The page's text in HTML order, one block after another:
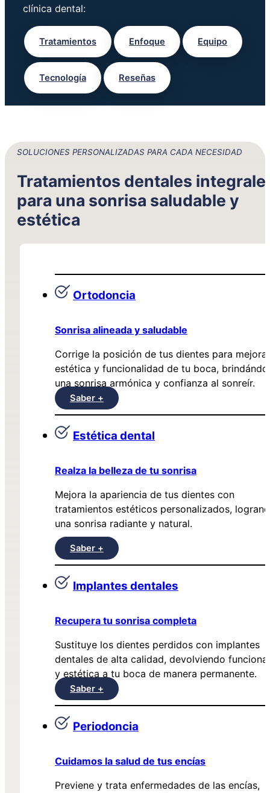
clínica dental:
Tratamientos Enfoque Equipo
Tecnología Reseñas
SOLUCIONES PERSONALIZADAS PARA CADA NECESIDAD
Tratamientos dentales
para una sonrisa saludable y
estética
Ortodoncia
Sonrisa alineada y saludable
Corrige la posición de tus dientes para
estética y funcionalidad de tu boca,
una sonrisa armónica y confianza al sonreír.
Saber +
Estética dental
Realza la belleza de tu sonrisa
Mejora la apariencia de tus dientes con
tratamientos estéticos personalizados,
una sonrisa radiante y natural.
Saber +
Implantes dentales
Recupera tu sonrisa completa
Sustituye los dientes perdidos con implantes
dentales de alta calidad, devolviendo
y estética a tu boca de manera permanente.
Saber +
Periodoncia
Cuidamos la salud de tus encías
Previene y trata enfermedades de las encías,